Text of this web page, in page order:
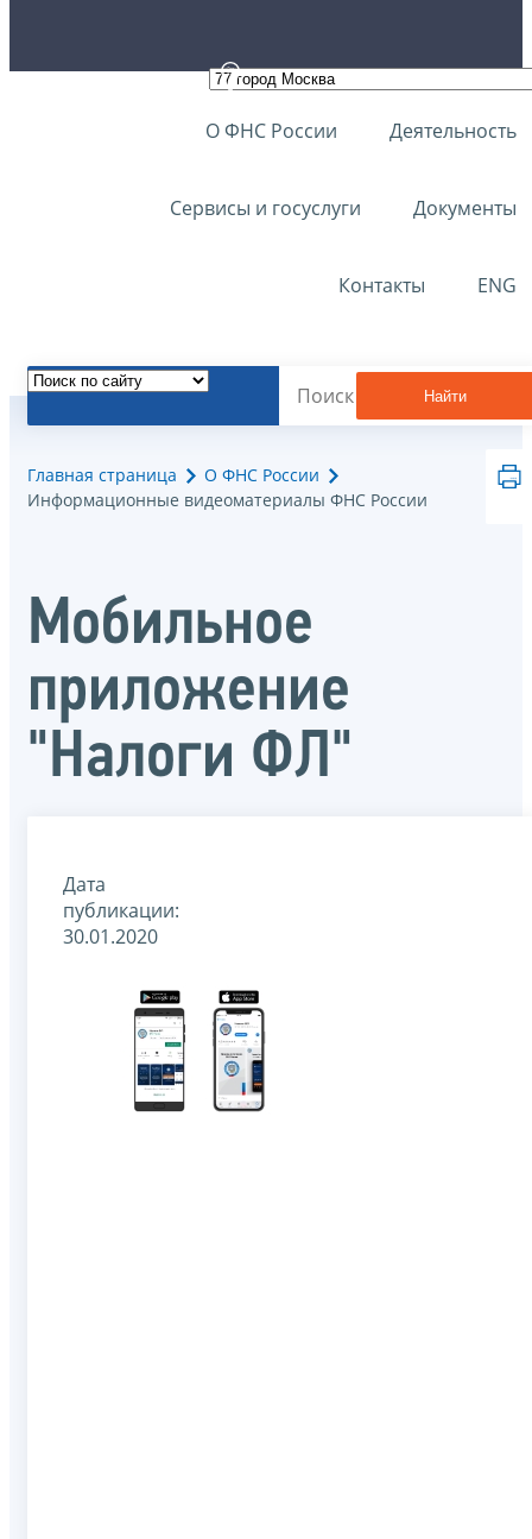
О ФНС России Деятельность
Сервисы и госуслуги Документы
Контакты ENG
Найти
Главная страница
О ФНС России
Информационные видеоматериалы ФНС России
Мобильное
приложение
"Налоги ФЛ"
Дата
публикации:
30.01.2020